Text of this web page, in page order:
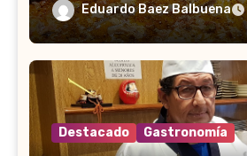
Eduardo Baez Balbuena
Destacado Gastronomía